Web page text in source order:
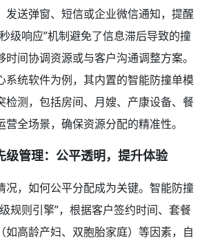
发送弹窗、短信或企业微信通知，提醒
级响应”机制避免了信息滞后导致的撞
间协调资源或与客户沟通调整方案。
系统软件为例，其内置的智能防撞单模
检测，包括房间、月嫂、产康设备、餐
全场景，确保资源分配的精准性。
级管理：公平透明，提升体验
况，如何公平分配成为关键。智能防撞
规则引擎”，根据客户签约时间、套餐
如高龄产妇、双胞胎家庭）等因素，自